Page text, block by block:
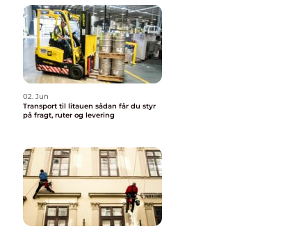
02. Jun
Transport til litauen sådan får du styr
på fragt, ruter og levering